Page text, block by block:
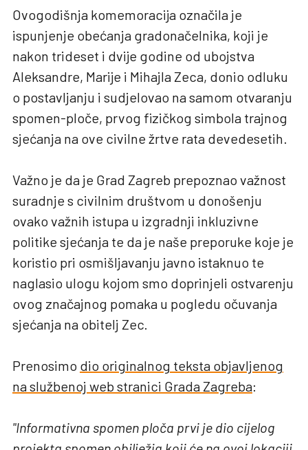
Ovogodišnja komemoracija označila je
ispunjenje obećanja gradonačelnika, koji je
nakon trideset i dvije godine od ubojstva
Aleksandre, Marije i Mihajla Zeca, donio odluku
o postavljanju i sudjelovao na samom otvaranju
spomen-ploče, prvog fizičkog simbola trajnog
sjećanja na ove civilne žrtve rata devedesetih.
Važno je da je Grad Zagreb prepoznao važnost
suradnje s civilnim društvom u donošenju
ovako važnih istupa u izgradnji inkluzivne
politike sjećanja te da je naše preporuke koje je
koristio pri osmišljavanju javno istaknuo te
naglasio ulogu kojom smo doprinjeli ostvarenju
ovog značajnog pomaka u pogledu očuvanja
sjećanja na obitelj Zec.
Prenosimo dio originalnog teksta objavljenog
na službenoj web stranici Grada Zagreba:
"Informativna spomen ploča prvi je dio cijelog